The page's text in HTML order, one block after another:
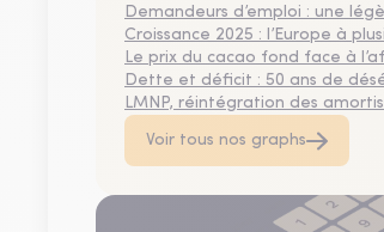
Demandeurs d’emploi : une
Croissance 2025 : l’Europe à
Le prix du cacao fond face à
Dette et déficit : 50 ans de
LMNP, réintégration des
Voir tous nos graphs